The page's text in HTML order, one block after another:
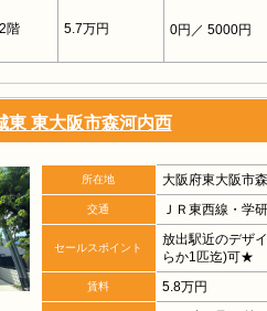
2階 5.7万円 0円 ／ 5000円
東 東大阪市森河内西
所在地 大阪府東大阪市
交通 ＪＲ東西線・学
セールスポイント
放出駅近のデザ
らか1匹迄)可★
賃料 5.8万円